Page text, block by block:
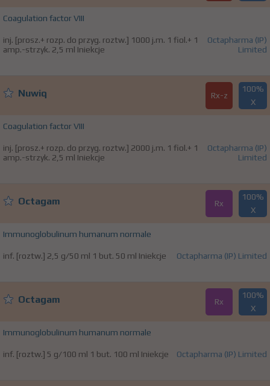
Coagulation factor VIII
inj. [prosz.+ rozp. do przyg. roztw.] 1000 j.m. 1 fiol.+ 1
amp.-strzyk. 2,5 ml Iniekcje
Octapharma (IP)
Limited
Nuwiq Rx-z
100%
X
Coagulation factor VIII
inj. [prosz.+ rozp. do przyg. roztw.] 2000 j.m. 1 fiol.+ 1
amp.-strzyk. 2,5 ml Iniekcje
Octapharma (IP)
Limited
Octagam Rx
100%
X
Immunoglobulinum humanum normale
inf. [roztw.] 2,5 g/50 ml 1 but. 50 ml Iniekcje Octapharma (IP) Limited
Octagam Rx
100%
X
Immunoglobulinum humanum normale
inf. [roztw.] 5 g/100 ml 1 but. 100 ml Iniekcje Octapharma (IP) Limited